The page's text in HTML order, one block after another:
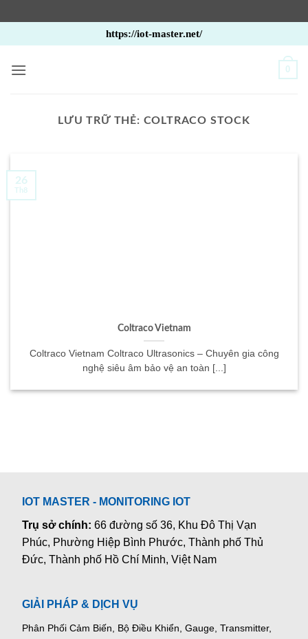
qua
nội
https://iot-master.net/
0
LƯU TRỮ THẺ: COLTRACO STOCK
Coltraco Vietnam
Coltraco Vietnam Coltraco Ultrasonics – Chuyên gia công
nghệ siêu âm bảo vệ an toàn [...]
26
Th8
IOT MASTER - MONITORING IOT
Trụ sở chính:66 đường số 36, Khu Đô Thị Vạn
Phúc, Phường Hiệp Bình Phước, Thành phố Thủ
Đức, Thành phố Hồ Chí Minh, Việt Nam
GIẢI PHÁP & DỊCH VỤ
Phân Phối Cảm Biến, Bộ Điều Khiển, Gauge, Transmitter,